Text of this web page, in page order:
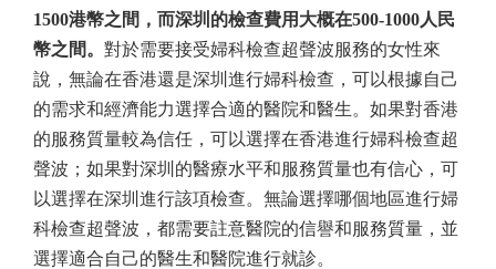
1500港幣之間，而深圳的檢查費用大概在500-1000人民
幣之間。 對於需要接受婦科檢查超聲波服務的女性來
說，無論在香港還是深圳進行婦科檢查，可以根據自己
的需求和經濟能力選擇合適的醫院和醫生。如果對香港
的服務質量較為信任，可以選擇在香港進行婦科檢查超
聲波；如果對深圳的醫療水平和服務質量也有信心，可
以選擇在深圳進行該項檢查。無論選擇哪個地區進行婦
科檢查超聲波，都需要註意醫院的信譽和服務質量，並
選擇適合自己的醫生和醫院進行就診。